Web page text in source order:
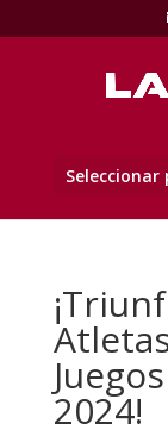
Seleccionar
2024!